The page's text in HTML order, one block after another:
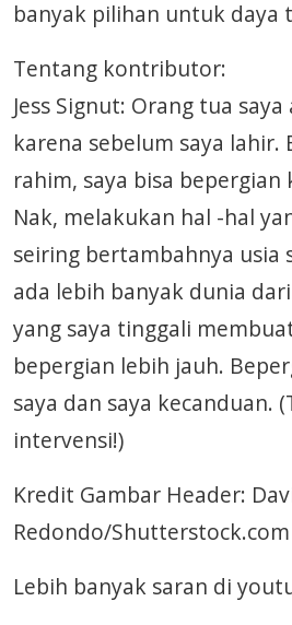
banyak pilihan untuk daya
Tentang kontributor:
Jess Signut: Orang tua
karena sebelum saya lahir.
rahim, saya bisa bepergian
Nak, melakukan hal -hal
seiring bertambahnya usia
ada lebih banyak dunia
yang saya tinggali
bepergian lebih jauh.
saya dan saya kecanduan.
intervensi!)
Kredit Gambar Header:
Redondo/Shutterstock.com
Lebih banyak saran di